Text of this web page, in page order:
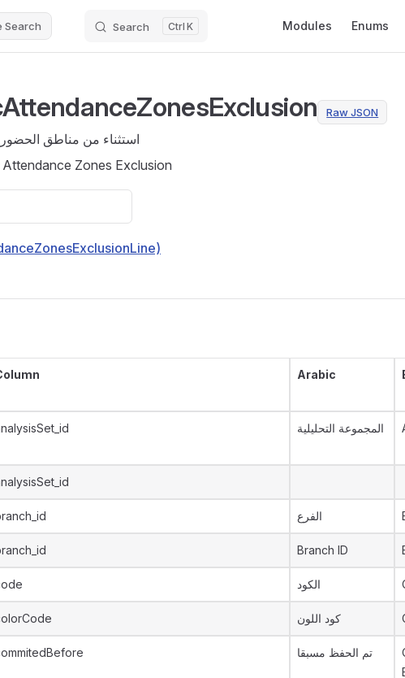
Search Search K Modules Enums
Raw JSON
استثناء من مناطق
Zones Exclusion
Arabic
المجموعة التحليلية
الفرع
Branch ID
الكود
كود اللون
تم الحفظ مسبقا